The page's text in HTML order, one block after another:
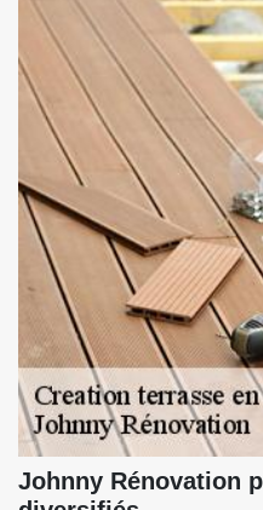
Johnny Rénovation